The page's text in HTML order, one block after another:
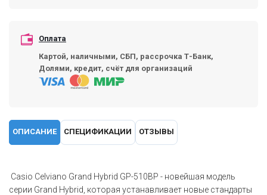
Оплата
Картой, наличными, СБП, рассрочка Т-Банк,
Долями, кредит, счёт для организаций
ОПИСАНИЕ СПЕЦИФИКАЦИИ ОТЗЫВЫ
Casio Celviano Grand Hybrid GP-510BP - новейшая модель
серии Grand Hybrid, которая устанавливает новые стандарты